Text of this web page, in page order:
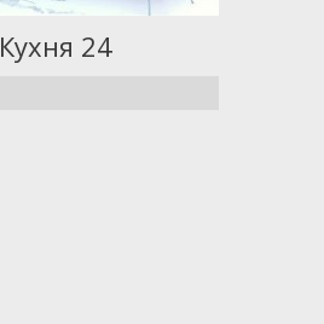
Кухня 24